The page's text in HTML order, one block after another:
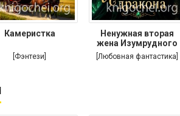
Камеристка
[Фэнтези]
Ненужная вторая
жена Изумрудного
дракона
[Любовная фантастика]